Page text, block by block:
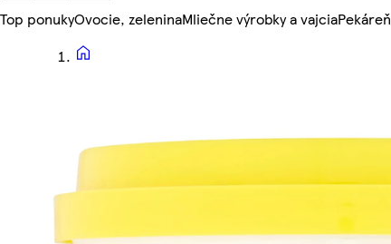
Top ponukyOvocie, zeleninaMliečne výrobky a vajciaPekáreň